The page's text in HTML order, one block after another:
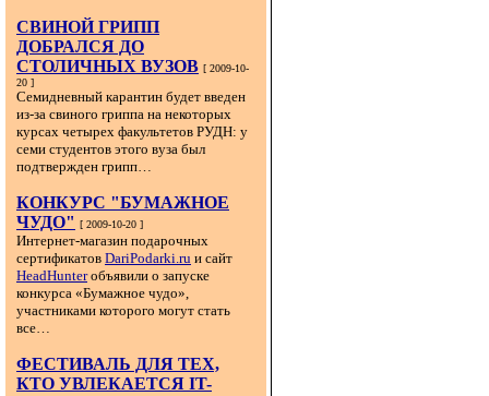
СВИНОЙ ГРИПП
ДОБРАЛСЯ ДО
СТОЛИЧНЫХ ВУЗОВ [ 2009-10-
20 ]
Семидневный карантин будет введен
из-за свиного гриппа на некоторых
курсах четырех факультетов РУДН: у
семи студентов этого вуза был
подтвержден грипп…
КОНКУРС "БУМАЖНОЕ
ЧУДО" [ 2009-10-20 ]
Интернет-магазин подарочных
сертификатов DariPodarki.ru и сайт
HeadHunterобъявили о запуске
конкурса «Бумажное чудо»,
участниками которого могут стать
все…
ФЕСТИВАЛЬ ДЛЯ ТЕХ,
КТО УВЛЕКАЕТСЯ IT-